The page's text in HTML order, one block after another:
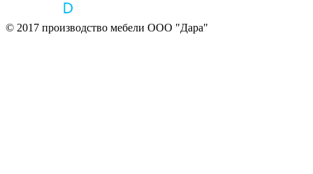
© 2017 производство мебели ООО "Дара"